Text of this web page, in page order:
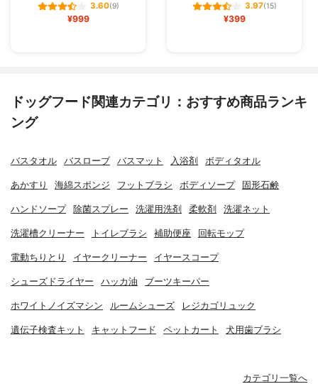
3.60(9)
¥999
3.97(15)
¥399
ドッグフード関連カテゴリ：おすすめ商品ランキ
ング
バスタオル バスローブ バスマット 入浴剤 ボディタオル
あかすり 海綿スポンジ フットブラシ ボディソープ 固形石鹸
ハンドソープ 除菌スプレー 洗濯用洗剤 柔軟剤 洗濯ネット
洗濯槽クリーナー トイレブラシ 補助便座 回転モップ
電動ちりとり イヤークリーナー イヤースコープ
シューズドライヤー ハッカ油 ブーツキーパー
ホワイトノイズマシン ルームシューズ レジカゴリュック
遺伝子検査キット キャットフード ペットカート 犬用歯ブラシ
カテゴリ一覧へ